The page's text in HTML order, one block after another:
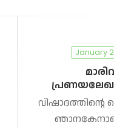
January